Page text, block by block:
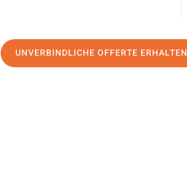
UNVERBINDLICHE OFFERTE ERHALTEN